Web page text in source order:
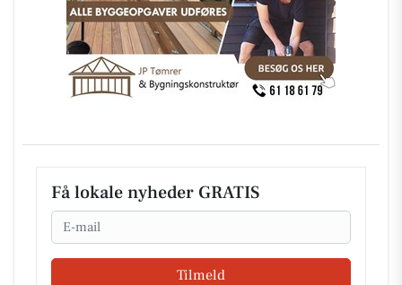
Få lokale nyheder GRATIS
Email
Tilmeld